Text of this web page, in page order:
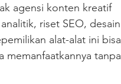
agensi konten kreatif
riset SEO, desain
alat-alat ini bisa
tanpa